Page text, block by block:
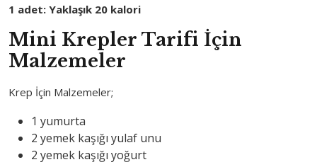
1 adet: Yaklaşık 20 kalori
Mini Krepler Tarifi İçin
Malzemeler
Krep İçin Malzemeler;
1 yumurta
2 yemek kaşığı yulaf unu
2 yemek kaşığı yoğurt